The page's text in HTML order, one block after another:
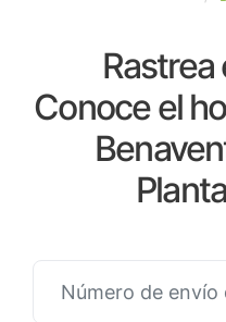
Conoce el